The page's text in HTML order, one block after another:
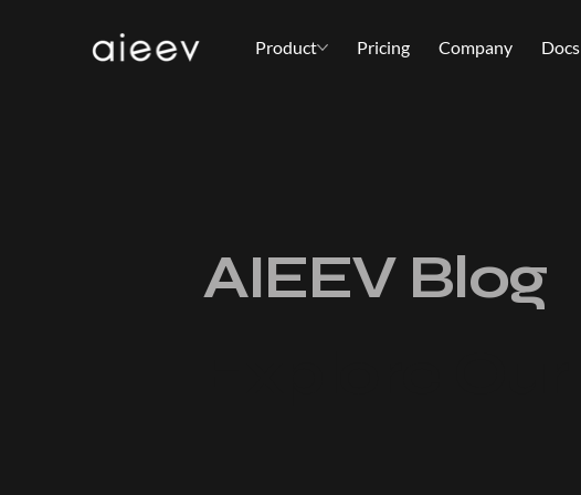
Product Pricing Company Docs
AIEEV Blog